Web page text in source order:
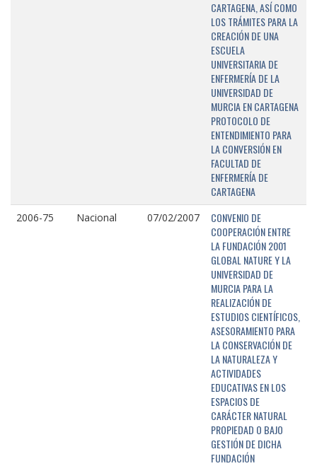
CARTAGENA, ASÍ COMO
LOS TRÁMITES PARA LA
CREACIÓN DE UNA
ESCUELA
UNIVERSITARIA DE
ENFERMERÍA DE LA
UNIVERSIDAD DE
MURCIA EN CARTAGENA
PROTOCOLO DE
ENTENDIMIENTO PARA
LA CONVERSIÓN EN
FACULTAD DE
ENFERMERÍA DE
CARTAGENA
2006-75 Nacional 07/02/2007
CONVENIO DE
COOPERACIÓN ENTRE
LA FUNDACIÓN 2001
GLOBAL NATURE Y LA
UNIVERSIDAD DE
MURCIA PARA LA
REALIZACIÓN DE
ESTUDIOS CIENTÍFICOS,
ASESORAMIENTO PARA
LA CONSERVACIÓN DE
LA NATURALEZA Y
ACTIVIDADES
EDUCATIVAS EN LOS
ESPACIOS DE
CARÁCTER NATURAL
PROPIEDAD O BAJO
GESTIÓN DE DICHA
FUNDACIÓN